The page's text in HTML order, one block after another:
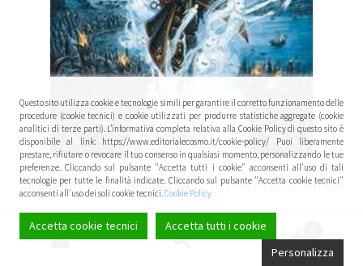
CRONACHE DELLA LUNA NERA 12: LA PORTA DEGLI INFERI
IN OFFERTA!
Questo sito utilizza cookie e tecnologie simili per garantire il corretto funzionamento delle
procedure (cookie tecnici) e cookie utilizzati per produrre statistiche aggregate (cookie
analitici di terze parti). L’informativa completa relativa alla Cookie Policy di questo sito è
disponibile al link: https://www.editorialecosmo.it/cookie-policy/ Puoi liberamente
prestare, rifiutare o revocare il tuo consenso in qualsiasi momento, personalizzando le tue
preferenze. Cliccando sul pulsante "Accetta tutti i cookie" acconsenti all'uso di tali
tecnologie per tutte le finalità indicate. Cliccando sul pulsante "Accetta cookie tecnici"
acconsenti all'uso dei soli cookie tecnici.Cookie Policy
Accetta cookie tecnici
Accetta tutti i cookie
Personalizza